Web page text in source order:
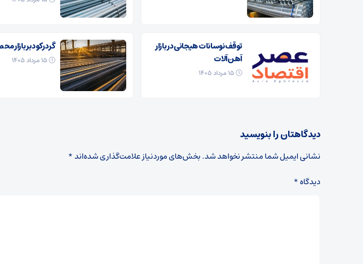
توقف نوسانات هیجانی در بازار
آهن‌آلات
گرد رکود بر بازار
دیدگاهتان را بنویسید
نشانی ایمیل شما منتشر نخواهد شد.بخش‌های موردنیاز علامت‌گذاری شده‌اند*
دیدگاه*